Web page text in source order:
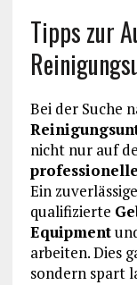
Tipps zur
Bei der Suche
nicht nur auf
Ein
qualifizierte
Equipment
arbeiten. Dies
sondern spart